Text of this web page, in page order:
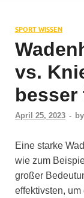
SPORT WISSEN
vs.
besser
April 25, 2023 - by
Eine starke
wie zum
großer
effektivsten,